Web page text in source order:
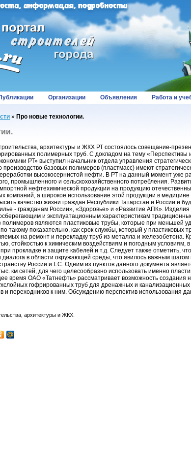
Организации Объявления Работа и
» Про новые технологии.
архитектуры и ЖКХ РТ состоялось совещание-
полимерных труб. С докладом на тему
РТ» выступил начальник отдела управления
базовых полимеров (пластмасс) имеют
высокосернистой нефти. В РТ на данный момент уже
промышленного и сельскохозяйственного потребления.
нефтехимической продукции на продукцию
компаний, а широкое использование этой продукции в
качество жизни граждан Республики Татарстан и России и
- гражданам России», «Здоровье» и «Развитие АПК».
и эксплуатационным характеристикам
полимеров являются пластиковые трубы, которые при меньшей
такому показательно, как срок службы, который у пластиковых
на ремонт и перекладку труб из металла и железобетона.
стойкостью к химическим воздействиям и погодным
прокладке и защите кабелей и т.д. Следует также отметить,
в области окружающей среды, что явилось важным
России и ЕС. Одним из пунктов данного документа
км сетей, для чего целесообразно использовать именно
время ОАО «Татнефть» рассматривает возможность создания
гофрированных труб для дренажных и
и переходников к ним. Обсуждению перспектив использования
архитектуры и ЖКХ.